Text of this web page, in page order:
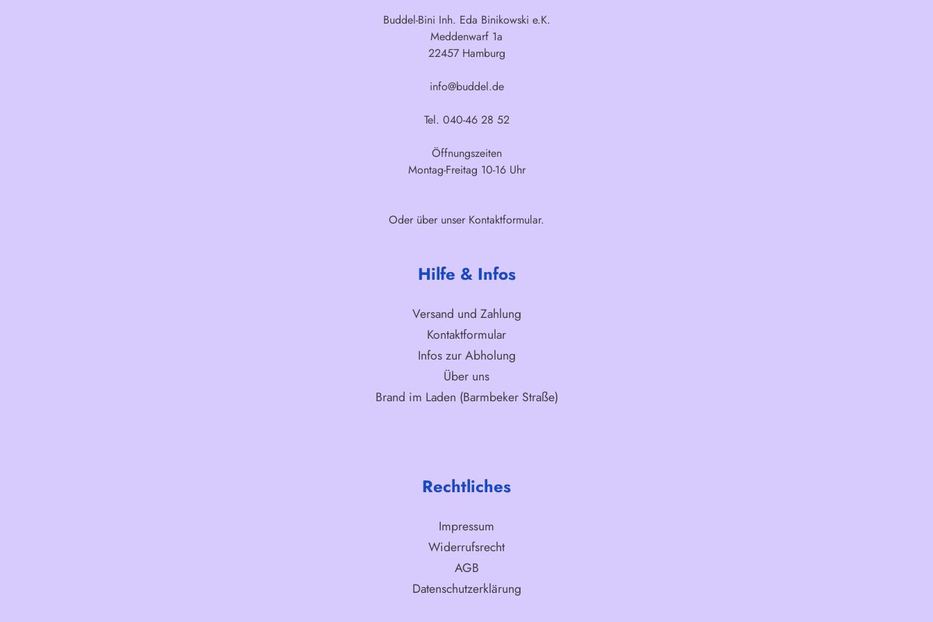
Buddel-Bini Inh. Eda Binikowski e.K.
Meddenwarf 1a
22457 Hamburg
info@buddel.de
Tel. 040-46 28 52
Öffnungszeiten
Montag-Freitag 10-16 Uhr
Oder über unser Kontaktformular.
Hilfe & Infos
Versand und Zahlung
Kontaktformular
Infos zur Abholung
Über uns
Brand im Laden (Barmbeker Straße)
Rechtliches
Impressum
Widerrufsrecht
AGB
Datenschutzerklärung